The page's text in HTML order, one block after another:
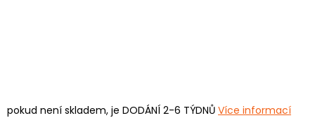
pokud není skladem, je DODÁNÍ 2-6 TÝDNŮ Více informací